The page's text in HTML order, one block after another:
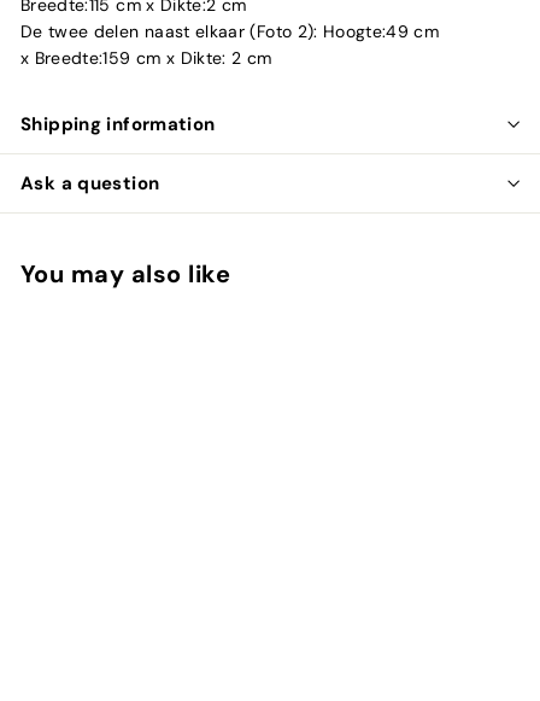
De twee delen naast elkaar (Foto 2): Hoogte:49 cm
x Breedte:159 cm x Dikte: 2 cm
Shipping information
Ask a question
You may also like